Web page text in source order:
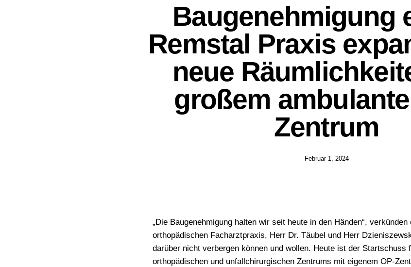
Baugenehmigung
Remstal Praxis
neue
großem
Zentrum
Februar 1, 2024
„Die Baugenehmigung halten wir seit heute in den Händen“,
orthopädischen Facharztpraxis, Herr Dr. Täubel und Herr
darüber nicht verbergen können und wollen. Heute ist der Startschuss
orthopädischen und unfallchirurgischen Zentrums mit eigenem OP-